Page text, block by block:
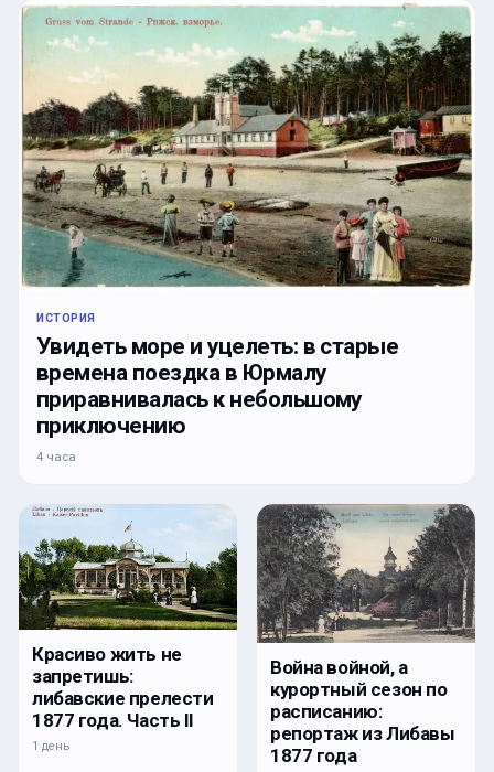
ИСТОРИЯ
Увидеть море и уцелеть: в старые
времена поездка в Юрмалу
приравнивалась к небольшому
приключению
4 часа
Красиво жить не
запретишь:
либавские прелести
1877 года. Часть II
1 день
Война войной, а
курортный сезон по
расписанию:
репортаж из Либавы
1877 года